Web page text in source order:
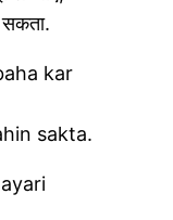
सकता.
kar
sakta.